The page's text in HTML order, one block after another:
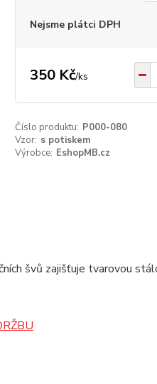
Nejsme plátci DPH
350 Kč/ks
Číslo produktu: P000-080
Vzor: s potiskem
Výrobce: EshopMB.cz
švů zajišťuje tvarovou